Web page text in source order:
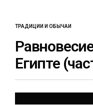
ТРАДИЦИИ И ОБЫЧАИ
Египте